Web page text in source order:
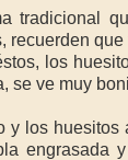
tradicional
recuerden
los
se ve muy
y los huesitos
engrasada